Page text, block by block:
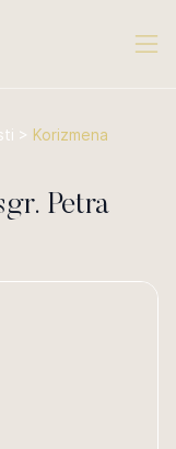
> Korizmena
Petra